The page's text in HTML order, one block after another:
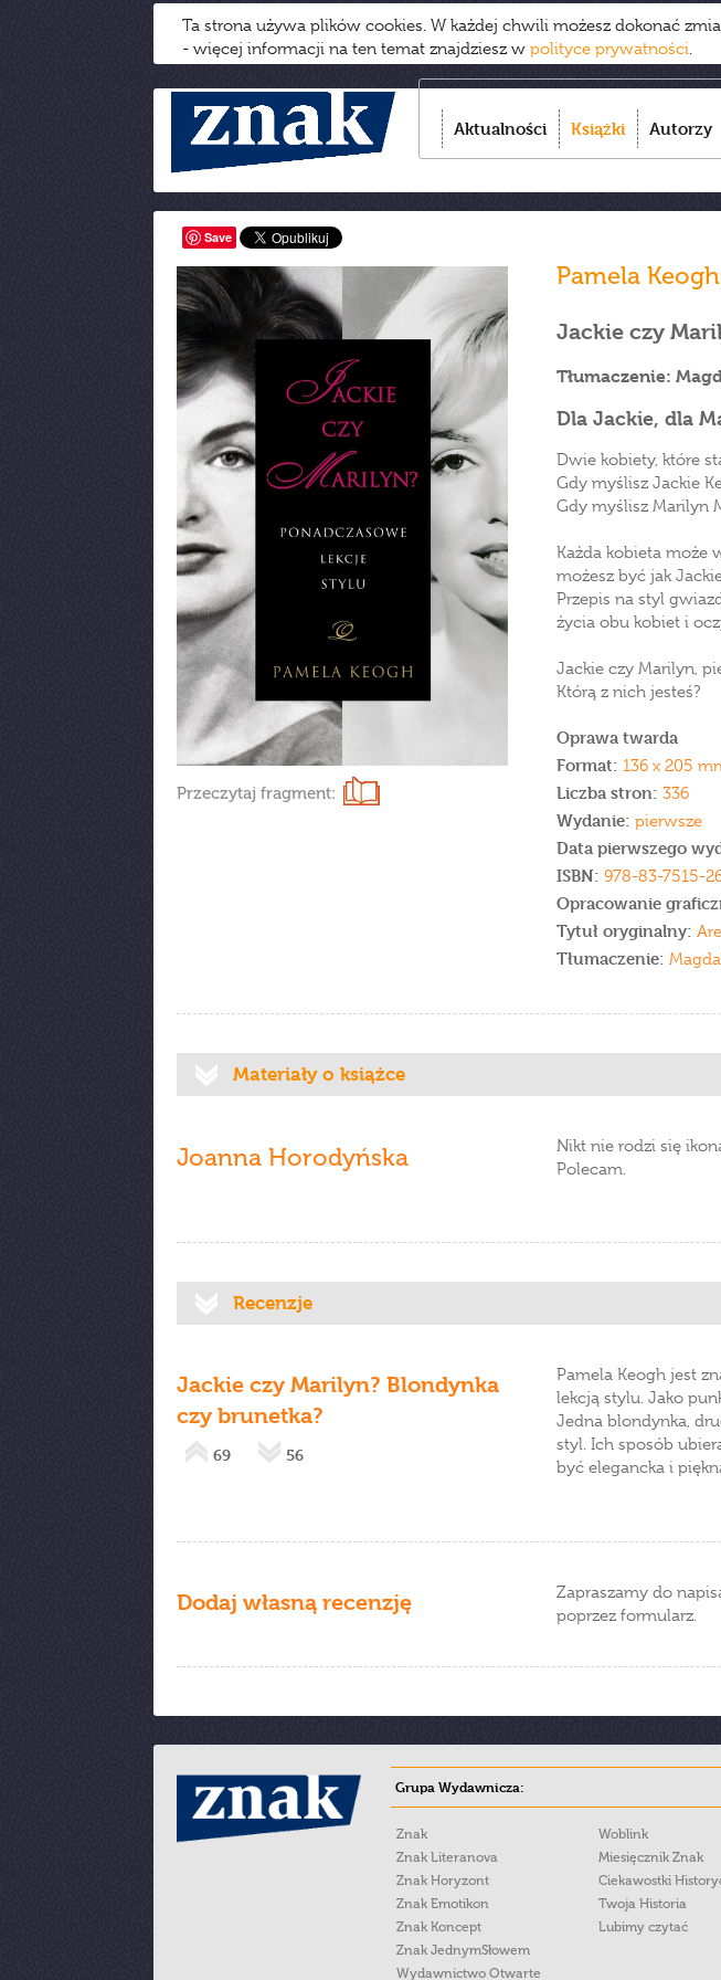
Ta strona używa plików cookies. W każdej chwili możesz dokonać
- więcej informacji na ten temat znajdziesz w polityce prywatności.
Aktualności Książki Autorzy
Save
Przeczytaj fragment:
Pamela Keogh
Jackie czy
Tłumaczenie:
Dla Jackie, dla
Dwie kobiety, które
Gdy myślisz Jackie
Gdy myślisz Marilyn
Każda kobieta może
możesz być jak
Przepis na styl
życia obu kobiet i
Jackie czy Marilyn,
Którą z nich jesteś?
Oprawa twarda
Format: 136 x 205
Liczba stron: 336
Wydanie: pierwsze
Data pierwszego
ISBN: 978-83-7515-
Opracowanie
Tytuł oryginalny:
Tłumaczenie:
Materiały o książce
Joanna Horodyńska
Nikt nie rodzi się
Polecam.
Recenzje
Jackie czy Marilyn? Blondynka
czy brunetka?
69 56
Pamela Keogh jest
lekcją stylu. Jako
Jedna blondynka,
styl. Ich sposób
być elegancka i
Dodaj własną recenzję
Zapraszamy do
poprzez formularz.
Grupa Wydawnicza:
Znak
Znak Literanova
Znak Horyzont
Znak Emotikon
Znak Koncept
Znak JednymSłowem
Wydawnictwo Otwarte
Woblink
Miesięcznik Znak
Ciekawostki
Twoja Historia
Lubimy czytać